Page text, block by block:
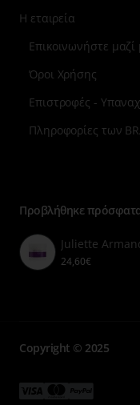
7
Η εταιρεία
Επικοινωνήστε μαζί
Όροι Χρήσης
Πληροφορίες των
Προβλήθηκε
Juliette
24,60€
Copyright © 2025